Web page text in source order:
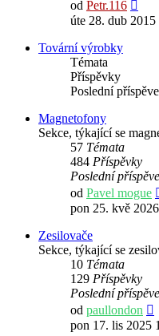
od Petr.116
úte 28. dub 2015
Tovární výrobky
Témata
Příspěvky
Poslední
Magnetofony
Sekce, týkající se
57 Témata
484 Příspěvky
Poslední
od Pavel mogue
pon 25. kvě
Zesilovače
Sekce, týkající se
10 Témata
129 Příspěvky
Poslední
od paullondon
pon 17. lis 2025